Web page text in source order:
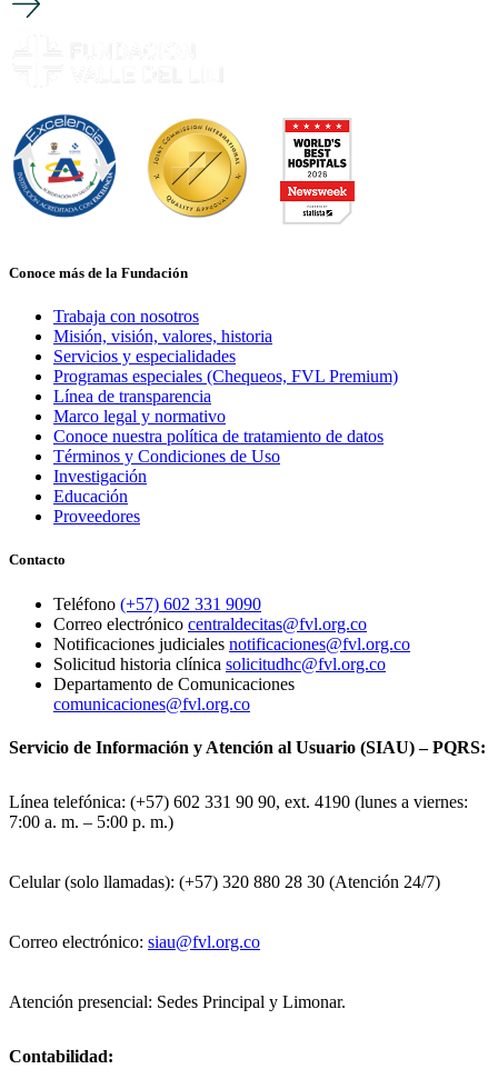
Conoce más de la Fundación
Trabaja con nosotros
Misión, visión, valores, historia
Servicios y especialidades
Programas especiales (Chequeos, FVL Premium)
Línea de transparencia
Marco legal y normativo
Conoce nuestra política de tratamiento de datos
Términos y Condiciones de Uso
Investigación
Educación
Proveedores
Contacto
Teléfono (+57) 602 331 9090
Correo electrónico centraldecitas@fvl.org.co
Notificaciones judiciales notificaciones@fvl.org.co
Solicitud historia clínica solicitudhc@fvl.org.co
Departamento de Comunicaciones
comunicaciones@fvl.org.co
Servicio de Información y Atención al Usuario (SIAU) – PQRS:
Línea telefónica: (+57) 602 331 90 90, ext. 4190 (lunes a viernes:
7:00 a. m. – 5:00 p. m.)
Celular (solo llamadas): (+57) 320 880 28 30 (Atención 24/7)
Correo electrónico: siau@fvl.org.co
Atención presencial: Sedes Principal y Limonar.
Contabilidad: